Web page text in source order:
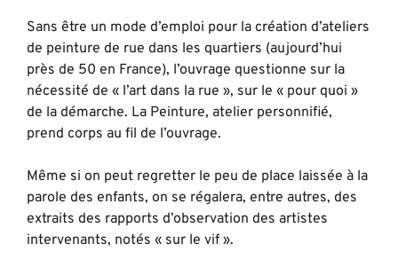
Sans être un mode d’emploi pour la création d’ateliers
de peinture de rue dans les quartiers (aujourd’hui
près de 50 en France), l’ouvrage questionne sur la
nécessité de « l’art dans la rue », sur le « pour quoi »
de la démarche. La Peinture, atelier personnifié,
prend corps au fil de l’ouvrage.
Même si on peut regretter le peu de place laissée à la
parole des enfants, on se régalera, entre autres, des
extraits des rapports d’observation des artistes
intervenants, notés « sur le vif ».